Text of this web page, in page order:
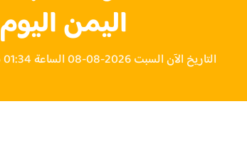
اليمن اليوم
التاريخ الآن السبت 2026-08-08 الساعة 01:34 صباحاً بتوقيت اليمن